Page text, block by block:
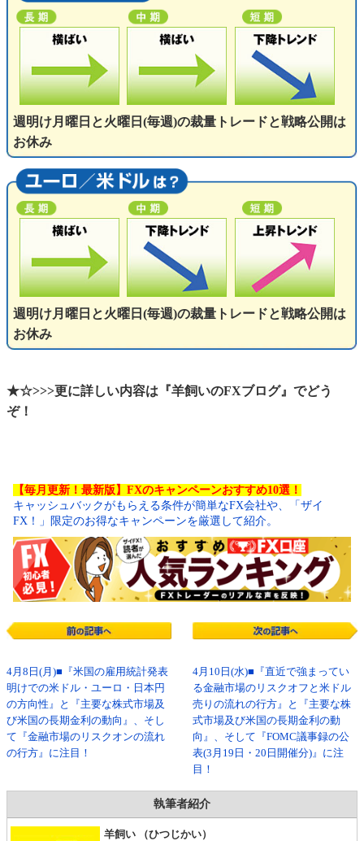
週明け月曜日と火曜日(毎週)の裁量トレードと戦略公開は
お休み
週明け月曜日と火曜日(毎週)の裁量トレードと戦略公開は
お休み
★☆>>>更に詳しい内容は『羊飼いのFXブログ』でどう
ぞ！
【毎月更新！最新版】FXのキャンペーンおすすめ10選！
キャッシュバックがもらえる条件が簡単なFX会社や、「ザイ
FX！」限定のお得なキャンペーンを厳選して紹介。
4月8日(月)■『米国の雇用統計発表
明けでの米ドル・ユーロ・日本円
の方向性』と『主要な株式市場及
び米国の長期金利の動向』、そし
て『金融市場のリスクオンの流れ
の行方』に注目！
4月10日(水)■『直近で強まってい
る金融市場のリスクオフと米ドル
売りの流れの行方』と『主要な株
式市場及び米国の長期金利の動
向』、そして『FOMC議事録の公
表(3月19日・20日開催分)』に注
目！
執筆者紹介
羊飼い （ひつじかい）